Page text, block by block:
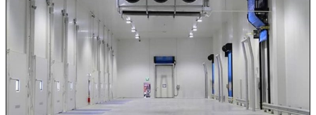
ANKARA IÇIN SOĞUK HAVA DEPOSU İMALATI YAPAN…
04 Nis 2026
DONUK ODA
11 Şub 2026